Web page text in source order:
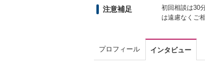
注意補足
初回相談は30
は遠慮なくご
プロフィール インタビュー